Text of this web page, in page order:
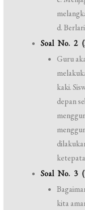
d.
Soal No. 2
Guru
kaki.
depan
Soal No. 3
kita